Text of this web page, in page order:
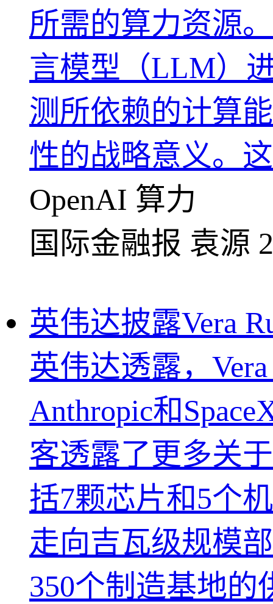
所需的算力资源
言模型（LLM）
测所依赖的计算
性的战略意义。
OpenAI 算力
国际金融报 袁源
英伟达披露Vera
英伟达透露，
Anthropic和
客透露了更多关
括7颗芯片和5个
走向吉瓦级规模
350个制造基地